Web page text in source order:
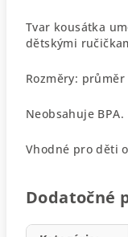
Tvar kousátka
dětskými
Rozměry: průměr
Neobsahuje BPA.
Vhodné pro děti
Dodatočné